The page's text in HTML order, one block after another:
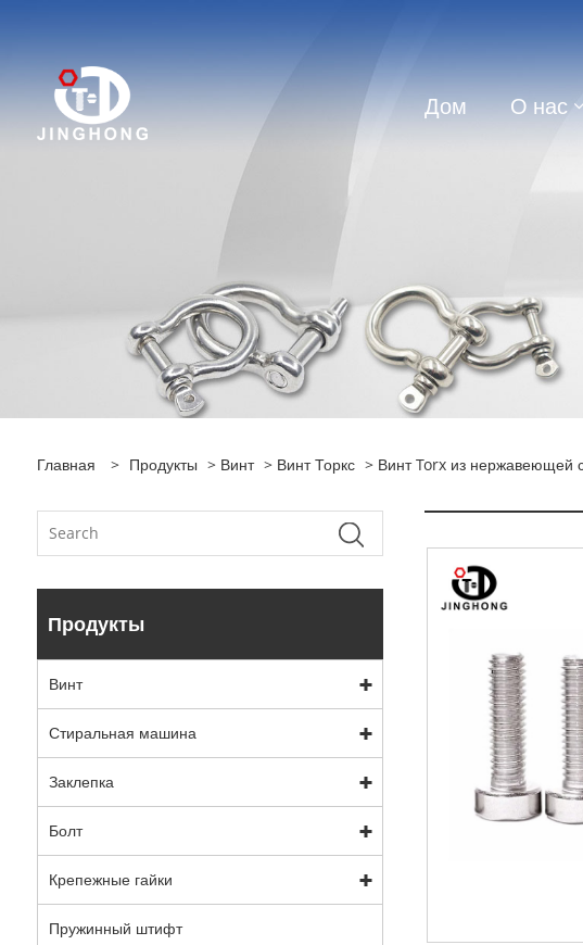
Дом О нас
Главная > Продукты > Винт > Винт Торкс > Винт Torx из нержавеющей
Продукты
Винт
Стиральная машина
Заклепка
Болт
Крепежные гайки
Пружинный штифт